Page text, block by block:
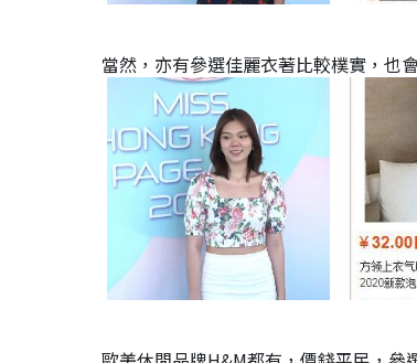
當然，亦有參選佳麗衣著比較樸實，也